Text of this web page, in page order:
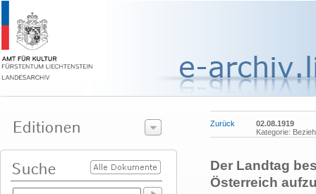
Zurück
02.08.1919
Kategorie:
Der Landtag
Österreich